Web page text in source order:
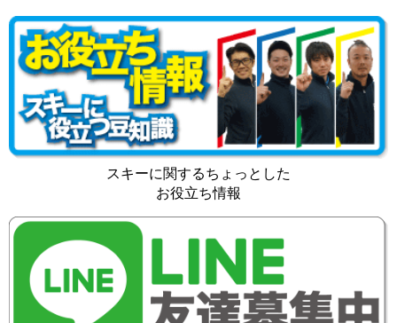
スキーに関するちょっとした
お役立ち情報